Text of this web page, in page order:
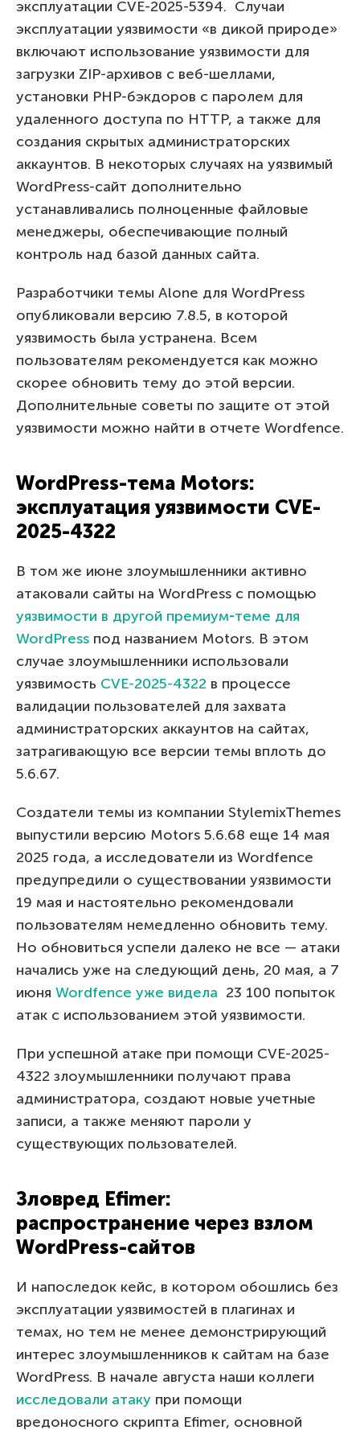
эксплуатации CVE-2025-5394. Случаи
эксплуатации уязвимости «в дикой природе»
включают использование уязвимости для
загрузки ZIP-архивов с веб-шеллами,
установки PHP-бэкдоров с паролем для
удаленного доступа по HTTP, а также для
создания скрытых администраторских
аккаунтов. В некоторых случаях на уязвимый
WordPress-сайт дополнительно
устанавливались полноценные файловые
менеджеры, обеспечивающие полный
контроль над базой данных сайта.
Разработчики темы Alone для WordPress
опубликовали версию 7.8.5, в которой
уязвимость была устранена. Всем
пользователям рекомендуется как можно
скорее обновить тему до этой версии.
Дополнительные советы по защите от этой
уязвимости можно найти в отчете Wordfence.
WordPress-тема Motors:
эксплуатация уязвимости CVE-
2025-4322
В том же июне злоумышленники активно
атаковали сайты на WordPress с помощью
уязвимости в другой премиум‑теме для
WordPress под названием Motors. В этом
случае злоумышленники использовали
уязвимость CVE-2025-4322 в процессе
валидации пользователей для захвата
администраторских аккаунтов на сайтах,
затрагивающую все версии темы вплоть до
5.6.67.
Создатели темы из компании StylemixThemes
выпустили версию Motors 5.6.68 еще 14 мая
2025 года, а исследователи из Wordfence
предупредили о существовании уязвимости
19 мая и настоятельно рекомендовали
пользователям немедленно обновить тему.
Но обновиться успели далеко не все — атаки
начались уже на следующий день, 20 мая, а 7
июня Wordfence уже видела 23 100 попыток
атак с использованием этой уязвимости.
При успешной атаке при помощи CVE-2025-
4322 злоумышленники получают права
администратора, создают новые учетные
записи, а также меняют пароли у
существующих пользователей.
Зловред Efimer:
распространение через взлом
WordPress-сайтов
И напоследок кейс, в котором обошлись без
эксплуатации уязвимостей в плагинах и
темах, но тем не менее демонстрирующий
интерес злоумышленников к сайтам на базе
WordPress. В начале августа наши коллеги
исследовали атаку при помощи
вредоносного скрипта Efimer, основной